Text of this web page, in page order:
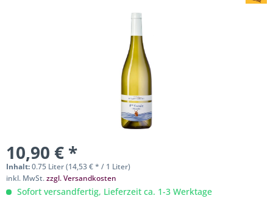
10,90 € *
Inhalt:0.75 Liter (14,53 € * / 1 Liter)
inkl. MwSt.zzgl. Versandkosten
Sofort versandfertig, Lieferzeit ca. 1-3 Werktage